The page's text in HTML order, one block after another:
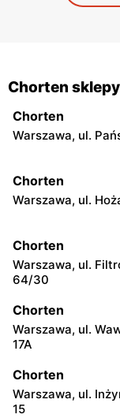
Chorten
Chorten
Warszawa, ul.
Chorten
Warszawa, ul.
Chorten
Warszawa, ul.
64/30
Chorten
Warszawa, ul.
17A
Chorten
Warszawa, ul.
15